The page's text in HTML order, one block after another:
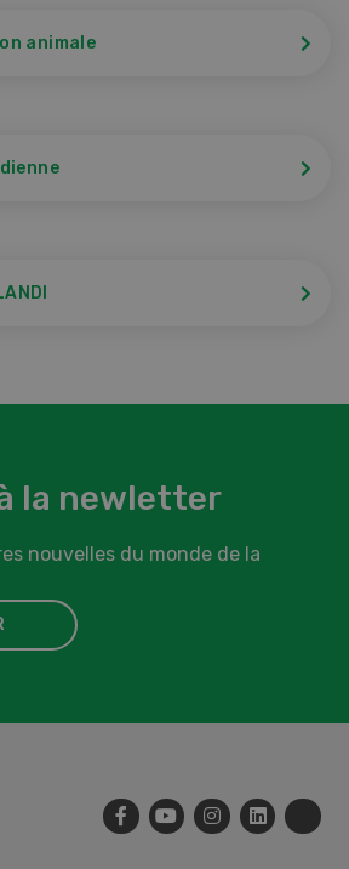
animale
la newletter
nouvelles du monde de la